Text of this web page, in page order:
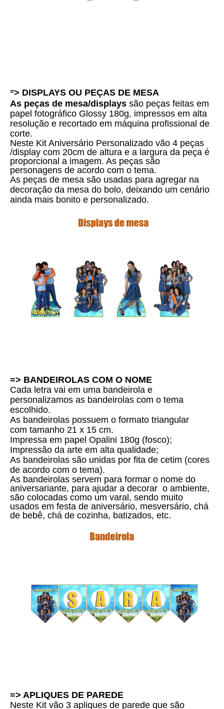
=> DISPLAYS OU PEÇAS DE MESA
As peças de mesa/displays são peças feitas em
papel fotográfico Glossy 180g, impressos em alta
resolução e recortado em máquina profissional de
corte.
Neste Kit Aniversário Personalizado vão 4 peças
/display com 20cm de altura e a largura da peça é
proporcional a imagem. As peças são
personagens de acordo com o tema.
As peças de mesa são usadas para agregar na
decoração da mesa do bolo, deixando um cenário
ainda mais bonito e personalizado.
=> BANDEIROLAS COM O NOME
Cada letra vai em uma bandeirola e
personalizamos as bandeirolas com o tema
escolhido.
As bandeirolas possuem o formato triangular
com tamanho 21 x 15 cm.
Impressa em papel Opalini 180g (fosco);
Impressão da arte em alta qualidade;
As bandeirolas são unidas por fita de cetim (cores
de acordo com o tema).
As bandeirolas servem para formar o nome do
aniversariante, para ajudar a decorar o ambiente,
são colocadas como um varal, sendo muito
usados em festa de aniversário, mesversário, chá
de bebê, chá de cozinha, batizados, etc.
=> APLIQUES DE PAREDE
Neste Kit vão 3 apliques de parede que são